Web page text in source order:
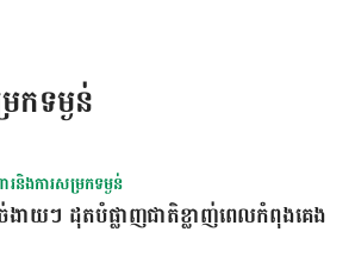
កទម្ងន់
រនិងការសម្រកទម្ងន់
ងាយៗ ដុតបំផ្លាញជាតិខ្លាញ់ពេលកំពុងគេង